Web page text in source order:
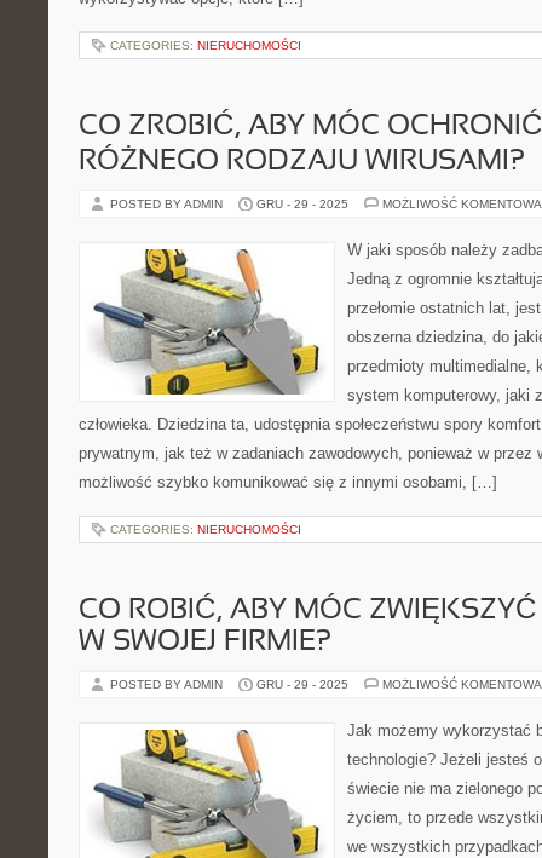
CATEGORIES: NIERUCHOMOŚCI
CO ZROBIĆ, ABY MÓC
RÓŻNEGO RODZAJU WIRUSAMI?
POSTED BY ADMIN GRU - 29 - 2025 MOŻLIWOŚĆ
W jaki sposób należy
Jedną z ogromnie
przełomie ostatnich lat,
obszerna dziedzina, do
przedmioty multimedialne,
system komputerowy, jaki
człowieka. Dziedzina ta, udostępnia społeczeństwu spory
prywatnym, jak też w zadaniach zawodowych, ponieważ w przez
możliwość szybko komunikować się z innymi osobami, […]
CATEGORIES: NIERUCHOMOŚCI
CO ROBIĆ, ABY MÓC
W SWOJEJ FIRMIE?
POSTED BY ADMIN GRU - 29 - 2025 MOŻLIWOŚĆ
Jak możemy wykorzystać
technologie? Jeżeli jesteś
świecie nie ma zielonego
życiem, to przede
we wszystkich